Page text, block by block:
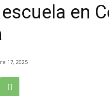
en
17, 2025